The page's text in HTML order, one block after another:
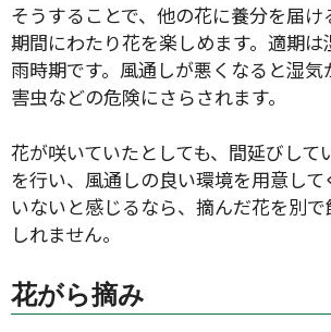
そうすることで、他の花に養分を届け
期間にわたり花を楽しめます。適期
雨時期です。風通しが悪くなると湿気
害虫などの危険にさらされます。
花が咲いていたとしても、間延びして
を行い、風通しの良い環境を用意し
いないと感じるなら、摘んだ花を別
しれません。
花がら摘み